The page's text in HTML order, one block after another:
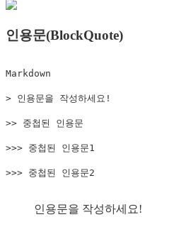
인용문(BlockQuote)
Markdown
> 인용문을 작성하세요!
>> 중첩된 인용문
>>> 중첩된 인용문1
>>> 중첩된 인용문2
인용문을 작성하세요!